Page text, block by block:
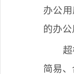
办公
的办
简易